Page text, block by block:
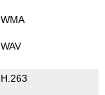
WMA
WAV
H.263